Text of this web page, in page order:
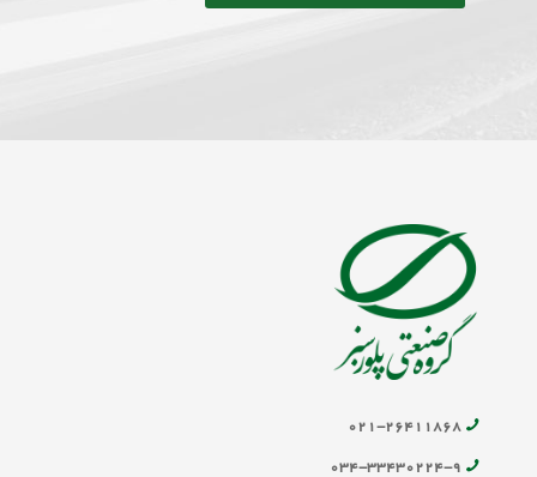
۰۲۱-۲۶۴۱۱۸۶۸
۰۳۴-۳۳۴۳۰۲۲۴-۹